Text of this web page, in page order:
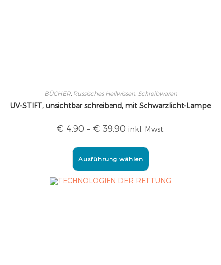
BÜCHER, Russisches Heilwissen, Schreibwaren
UV-STIFT, unsichtbar schreibend, mit Schwarzlicht-Lampe
€ 4,90 – € 39,90 inkl. Mwst.
Ausführung wählen